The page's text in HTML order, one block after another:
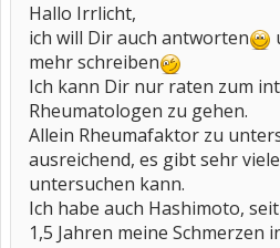
Hallo Irrlicht,
ich will Dir auch antworten
mehr schreiben
Ich kann Dir nur raten zum
Rheumatologen zu gehen.
Allein Rheumafaktor zu
ausreichend, es gibt sehr
untersuchen kann.
Ich habe auch Hashimoto,
1,5 Jahren meine Schmerzen